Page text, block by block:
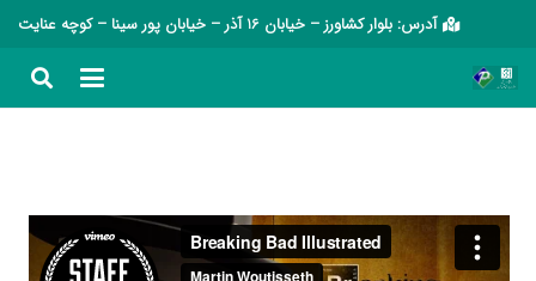
آدرس: بلوار کشاورز – خیابان 16 آذر – خیابان پور سینا – کوچه عنایت